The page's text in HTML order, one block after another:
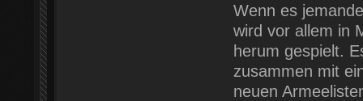
Wenn es
wird vor allem in
herum gespielt.
zusammen mit
neuen